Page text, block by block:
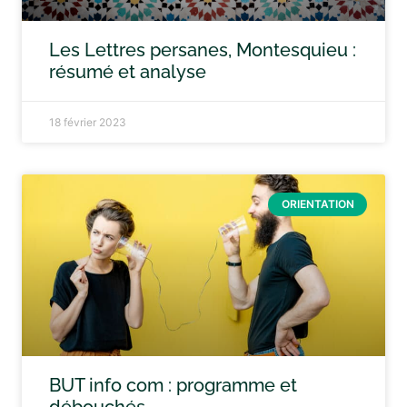
Les Lettres persanes, Montesquieu :
résumé et analyse
18 février 2023
ORIENTATION
BUT info com : programme et